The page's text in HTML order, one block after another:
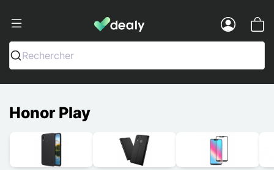
Dealy - Capas e acessórios para
Rechercher
Honor Play